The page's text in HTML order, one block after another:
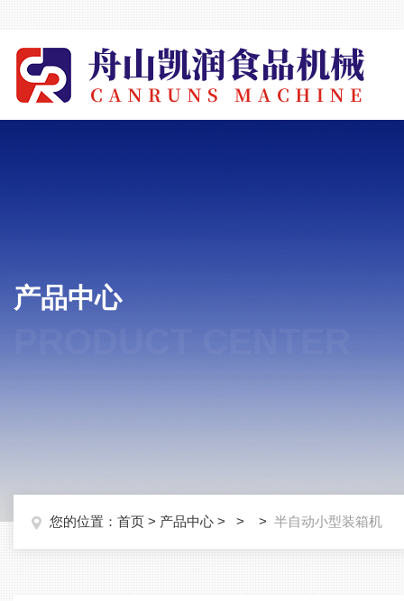
产品中心
您的位置： 首页 > 产品中心 > > > 半自动小型装箱机